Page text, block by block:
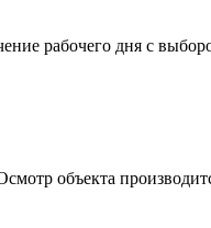
рабочего дня с
объекта